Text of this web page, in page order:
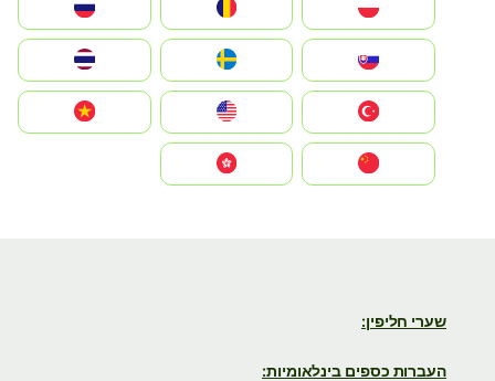
România
Slovensko
United States
Vietnam
שערי חליפין:
העברות כספים בינלאומיות: